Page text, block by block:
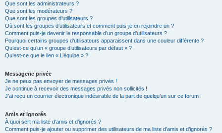
Que sont les administrateurs ?
Que sont les modérateurs ?
Que sont les groupes d’utilisateurs ?
Où sont les groupes d’utilisateurs et comment puis-je en rejoindre un ?
Comment puis-je devenir le responsable d’un groupe d’utilisateurs ?
Pourquoi certains groupes d’utilisateurs apparaissent dans une couleur différente ?
Qu’est-ce qu’un « groupe d’utilisateurs par défaut » ?
Qu’est-ce que le lien « L’équipe » ?
Messagerie privée
Je ne peux pas envoyer de messages privés !
Je continue à recevoir des messages privés non sollicités !
J’ai reçu un courrier électronique indésirable de la part de quelqu’un sur ce forum !
Amis et ignorés
À quoi sert ma liste d’amis et d’ignorés ?
Comment puis-je ajouter ou supprimer des utilisateurs de ma liste d’amis et d’ignorés ?